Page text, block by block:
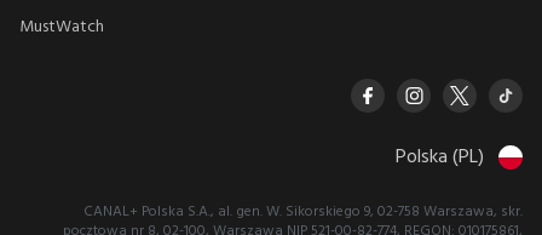
MustWatch
Polska (PL)
CANAL+ Polska S.A., al. gen. W. Sikorskiego 9, 02-758 Warszawa, skr.